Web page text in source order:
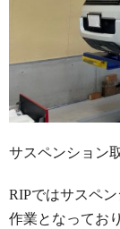
サスペンション
RIPではサスペ
作業となってお